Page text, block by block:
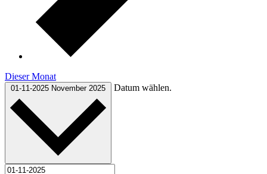
Dieser Monat
01-11-2025 November 2025 Datum wählen.